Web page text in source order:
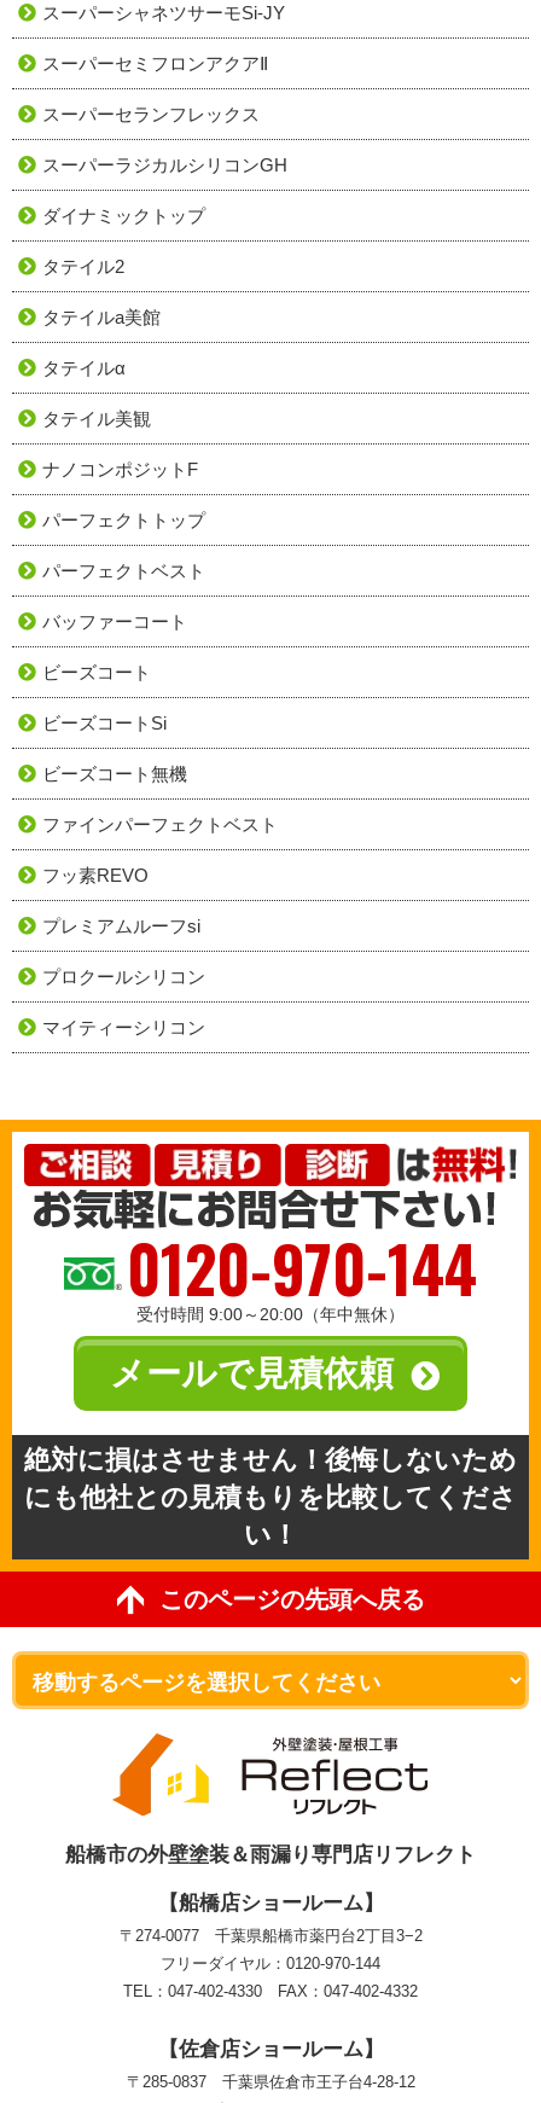
スーパーシャネツサーモSi-JY
スーパーセミフロンアクアⅡ
スーパーセランフレックス
スーパーラジカルシリコンGH
ダイナミックトップ
タテイル2
タテイルa美館
タテイルα
タテイル美観
ナノコンポジットF
パーフェクトトップ
パーフェクトベスト
バッファーコート
ビーズコート
ビーズコートSi
ビーズコート無機
ファインパーフェクトベスト
フッ素REVO
プレミアムルーフsi
プロクールシリコン
マイティーシリコン
0120-970-144
受付時間 9:00～20:00（年中無休）
メールで見積依頼
絶対に損はさせません！後悔しないため
にも他社との見積もりを比較してくださ
い！
このページの先頭へ戻る
船橋市の外壁塗装＆雨漏り専門店リフレクト
【船橋店ショールーム】
〒274-0077 千葉県船橋市薬円台2丁目3−2
フリーダイヤル：0120-970-144
TEL：047-402-4330 FAX：047-402-4332
【佐倉店ショールーム】
〒285-0837 千葉県佐倉市王子台4-28-12